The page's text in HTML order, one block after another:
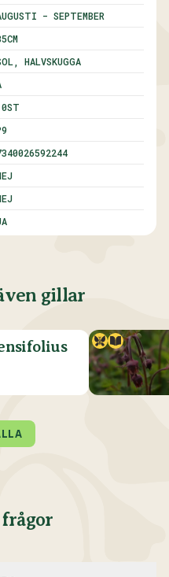
- SEPTEMBER
CM
HALVSKUGGA
ST
gillar